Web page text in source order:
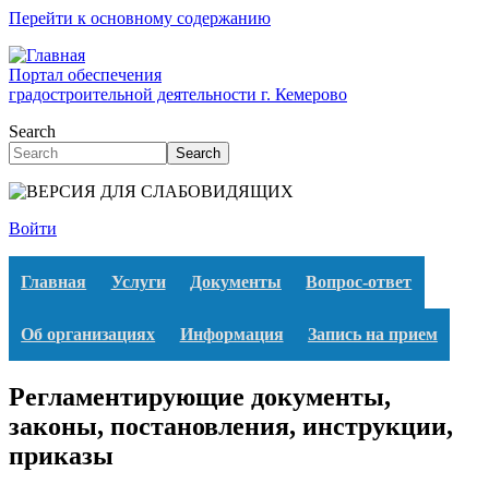
Перейти к основному содержанию
Портал обеспечения
градостроительной деятельности г. Кемерово
Search
Search
Войти
Главная Услуги Документы Вопрос-ответ
Об организациях Информация Запись на прием
Регламентирующие документы,
законы, постановления, инструкции,
приказы